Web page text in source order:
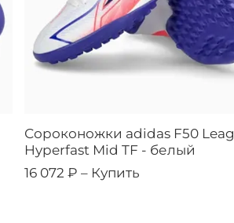
Сороконожки adidas F50
Hyperfast Mid TF - белый
16 072 ₽ – Купить